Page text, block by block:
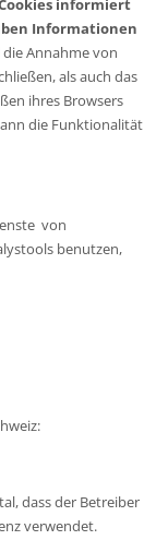
informiert
Informationen
Annahme von
als auch das
ihres Browsers
die Funktionalität
von
benutzen,
dass der Betreiber
verwendet.